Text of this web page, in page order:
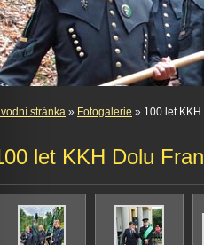
stránka » Fotogalerie » 100 let
let KKH Dolu